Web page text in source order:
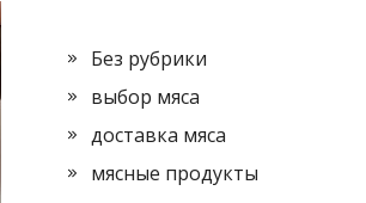
Без рубрики
выбор мяса
доставка мяса
мясные продукты